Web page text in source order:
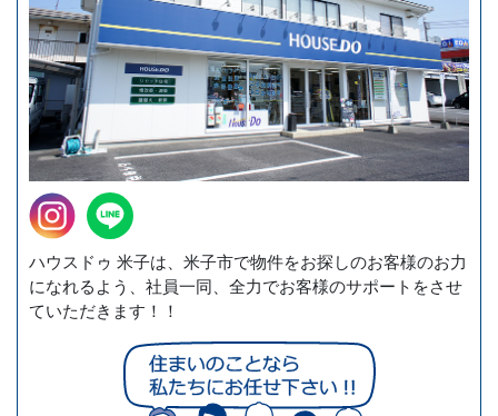
ハウスドゥ 米子は、米子市で物件をお探しのお客様のお力
になれるよう、社員一同、全力でお客様のサポートをさせ
ていただきます！！